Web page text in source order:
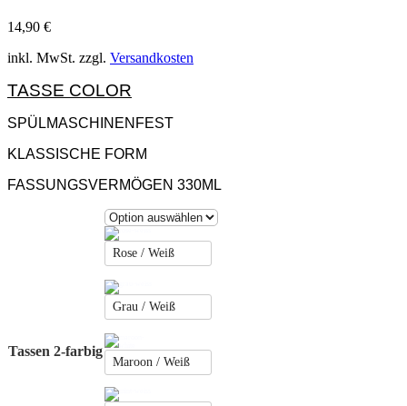
14,90 €
inkl. MwSt. zzgl. Versandkosten
TASSE COLOR
SPÜLMASCHINENFEST
KLASSISCHE FORM
FASSUNGSVERMÖGEN 330ML
Tassen 2-farbig
Rose / Weiß
Grau / Weiß
Maroon / Weiß